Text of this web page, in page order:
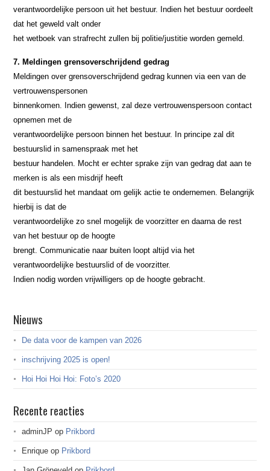
verantwoordelijke persoon uit het bestuur. Indien het bestuur oordeelt
dat het geweld valt onder
het wetboek van strafrecht zullen bij politie/justitie worden gemeld.
7. Meldingen grensoverschrijdend gedrag
Meldingen over grensoverschrijdend gedrag kunnen via een van de
vertrouwenspersonen
binnenkomen. Indien gewenst, zal deze vertrouwenspersoon contact
opnemen met de
verantwoordelijke persoon binnen het bestuur. In principe zal dit
bestuurslid in samenspraak met het
bestuur handelen. Mocht er echter sprake zijn van gedrag dat aan te
merken is als een misdrijf heeft
dit bestuurslid het mandaat om gelijk actie te ondernemen. Belangrijk
hierbij is dat de
verantwoordelijke zo snel mogelijk de voorzitter en daarna de rest
van het bestuur op de hoogte
brengt. Communicatie naar buiten loopt altijd via het
verantwoordelijke bestuurslid of de voorzitter.
Indien nodig worden vrijwilligers op de hoogte gebracht.
Nieuws
De data voor de kampen van 2026
inschrijving 2025 is open!
Hoi Hoi Hoi Hoi: Foto’s 2020
Recente reacties
adminJP op Prikbord
Enrique op Prikbord